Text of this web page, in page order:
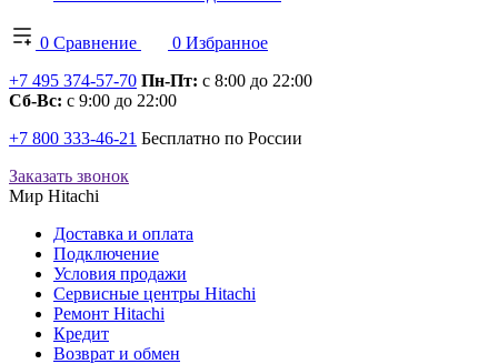
0 Сравнение 0 Избранное
+7 495 374-57-70 Пн-Пт: с 8:00 до 22:00
Сб-Вс: с 9:00 до 22:00
+7 800 333-46-21 Бесплатно по России
Заказать звонок
Мир Hitachi
Доставка и оплата
Подключение
Условия продажи
Сервисные центры Hitachi
Ремонт Hitachi
Кредит
Возврат и обмен